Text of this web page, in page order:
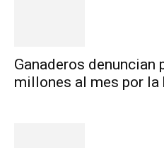
Ganaderos denuncian
millones al mes por la